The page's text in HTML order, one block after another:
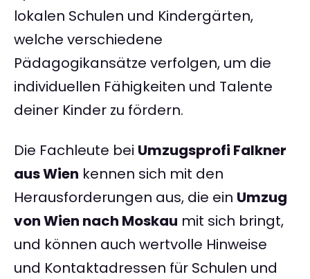
lokalen Schulen und Kindergärten,
welche verschiedene
Pädagogikansätze verfolgen, um die
individuellen Fähigkeiten und Talente
deiner Kinder zu fördern.
Die Fachleute bei Umzugsprofi Falkner
aus Wien kennen sich mit den
Herausforderungen aus, die ein Umzug
von Wien nach Moskau mit sich bringt,
und können auch wertvolle Hinweise
und Kontaktadressen für Schulen und